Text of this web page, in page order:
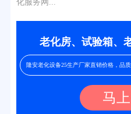
化服务网...
老化房、试验箱、
隆安老化设备25生产厂家直销价格，品
马